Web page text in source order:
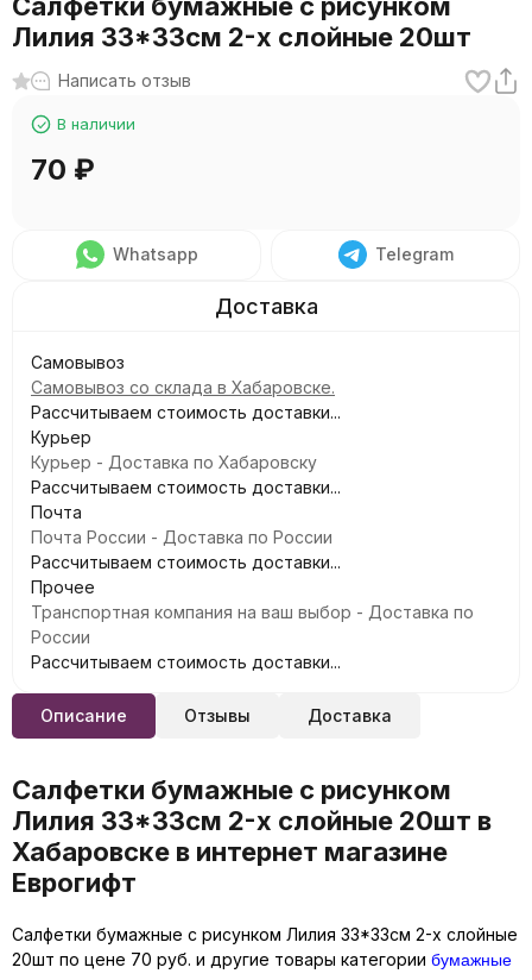
Лилия 33*33см 2-х слойные 20шт
Написать отзыв
В наличии
70 ₽
Whatsapp Telegram
Самовывоз
Самовывоз со склада в Хабаровске.
Рассчитываем стоимость доставки...
Курьер
Курьер - Доставка по Хабаровску
Рассчитываем стоимость доставки...
Почта
Почта России - Доставка по России
Рассчитываем стоимость доставки...
Прочее
Транспортная компания на ваш выбор - Доставка по
России
Рассчитываем стоимость доставки...
Описание Отзывы Доставка
Салфетки бумажные с рисунком
Лилия 33*33см 2-х слойные 20шт в
Хабаровске в интернет магазине
Еврогифт
Салфетки бумажные с рисунком Лилия 33*33см 2-х слойные
20шт по цене 70 руб. и другие товары категории бумажные